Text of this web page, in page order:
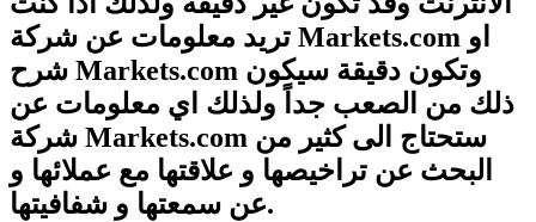
تريد معلومات عن شركة Markets.com او
شرح Markets.com وتكون دقيقة سيكون
ذلك من الصعب جداً ولذلك اي معلومات عن
شركة Markets.com ستحتاج الى كثير من
البحث عن تراخيصها و علاقتها مع عملائها و
عن سمعتها و شفافيتها.